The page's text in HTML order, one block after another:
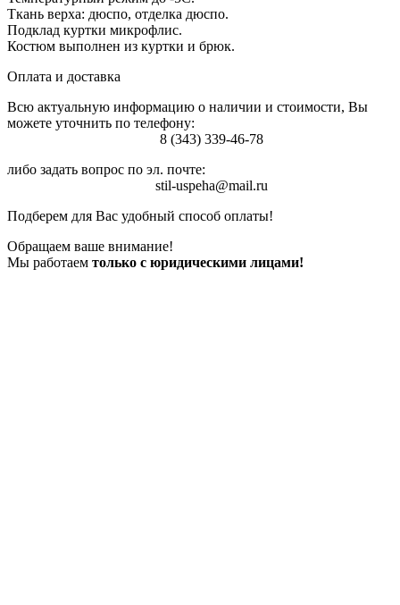
Ткань верха: дюспо, отделка дюспо.
Подклад куртки микрофлис.
Костюм выполнен из куртки и брюк.
Оплата и доставка
Всю актуальную информацию о наличии и стоимости, Вы
можете уточнить по телефону:
8 (343) 339-46-78
либо задать вопрос по эл. почте:
stil-uspeha@mail.ru
Подберем для Вас удобный способ оплаты!
Обращаем ваше внимание!
Мы работаем только с юридическими лицами!